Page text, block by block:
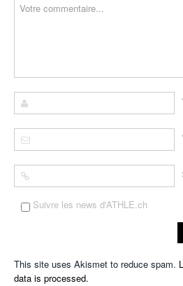
Suivre les news d'ATHLE.ch
This site uses Akismet to reduce spam.
data is processed.